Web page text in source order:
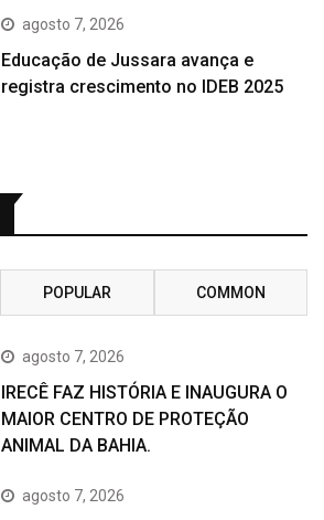
agosto 7, 2026
Educação de Jussara avança e
registra crescimento no IDEB 2025
POPULAR COMMON
agosto 7, 2026
IRECÊ FAZ HISTÓRIA E INAUGURA O
MAIOR CENTRO DE PROTEÇÃO
ANIMAL DA BAHIA.
agosto 7, 2026